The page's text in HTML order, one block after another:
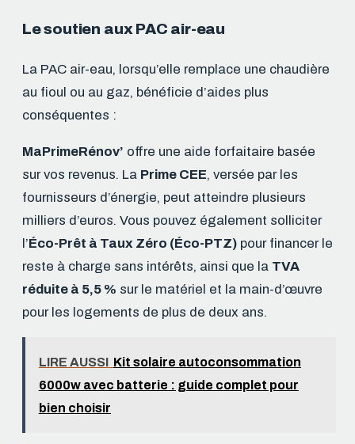
Le soutien aux PAC air-eau
La PAC air-eau, lorsqu’elle remplace une chaudière
au fioul ou au gaz, bénéficie d’aides plus
conséquentes :
MaPrimeRénov’ offre une aide forfaitaire basée
sur vos revenus. La Prime CEE, versée par les
fournisseurs d’énergie, peut atteindre plusieurs
milliers d’euros. Vous pouvez également solliciter
l’Éco-Prêt à Taux Zéro (Éco-PTZ) pour financer le
reste à charge sans intérêts, ainsi que la TVA
réduite à 5,5 % sur le matériel et la main-d’œuvre
pour les logements de plus de deux ans.
LIRE AUSSI Kit solaire autoconsommation
6000w avec batterie : guide complet pour
bien choisir